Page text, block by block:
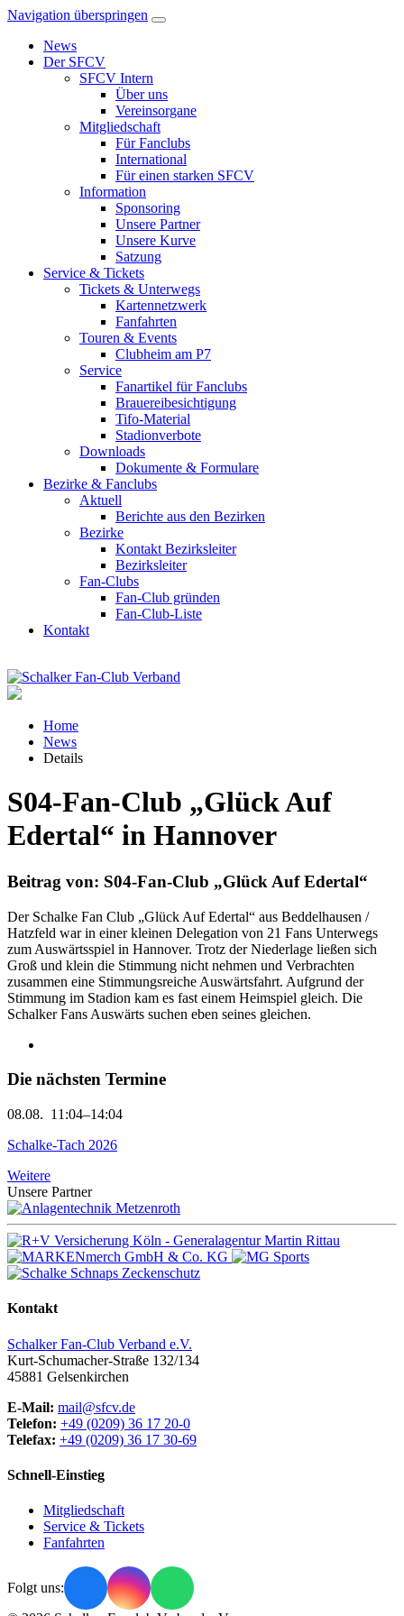
Navigation überspringen
News
Der SFCV
SFCV Intern
Über uns
Vereinsorgane
Mitgliedschaft
Für Fanclubs
International
Für einen starken SFCV
Information
Sponsoring
Unsere Partner
Unsere Kurve
Satzung
Service & Tickets
Tickets & Unterwegs
Kartennetzwerk
Fanfahrten
Touren & Events
Clubheim am P7
Service
Fanartikel für Fanclubs
Brauereibesichtigung
Tifo-Material
Stadionverbote
Downloads
Dokumente & Formulare
Bezirke & Fanclubs
Aktuell
Berichte aus den Bezirken
Bezirke
Kontakt Bezirksleiter
Bezirksleiter
Fan-Clubs
Fan-Club gründen
Fan-Club-Liste
Kontakt
Home
News
Details
S04-Fan-Club „Glück Auf
Edertal“ in Hannover
Beitrag von: S04-Fan-Club „Glück Auf Edertal“
Der Schalke Fan Club „Glück Auf Edertal“ aus Beddelhausen /
Hatzfeld war in einer kleinen Delegation von 21 Fans Unterwegs
zum Auswärtsspiel in Hannover. Trotz der Niederlage ließen sich
Groß und klein die Stimmung nicht nehmen und Verbrachten
zusammen eine Stimmungsreiche Auswärtsfahrt. Aufgrund der
Stimmung im Stadion kam es fast einem Heimspiel gleich. Die
Schalker Fans Auswärts suchen eben seines gleichen.
Die nächsten Termine
08.08. 11:04–14:04
Schalke-Tach 2026
Weitere
Unsere Partner
Kontakt
Schalker Fan-Club Verband e.V.
Kurt-Schumacher-Straße 132/134
45881 Gelsenkirchen
E-Mail: mail@sfcv.de
Telefon: +49 (0209) 36 17 20-0
Telefax: +49 (0209) 36 17 30-69
Schnell-Einstieg
Mitgliedschaft
Service & Tickets
Fanfahrten
Folgt uns: